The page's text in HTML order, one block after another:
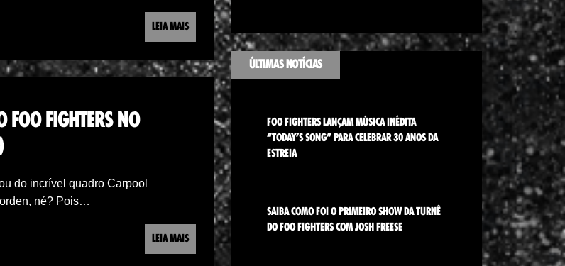
LEIA MAIS
FOO FIGHTERS NO
do incrível quadro Carpool
né? Pois…
LEIA MAIS
ÚLTIMAS NOTÍCIAS
FOO FIGHTERS LANÇAM MÚSICA INÉDITA
“TODAY’S SONG” PARA CELEBRAR 30 ANOS DA
ESTREIA
SAIBA COMO FOI O PRIMEIRO SHOW DA TURNÊ
DO FOO FIGHTERS COM JOSH FREESE